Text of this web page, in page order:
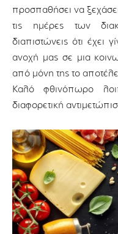
προσπαθήσει να ξεχάσει
τις ημέρες των
διαπιστώνεις ότι
ανοχή μας σε μια
από μόνη της το
Καλό φθινόπωρο
διαφορετική